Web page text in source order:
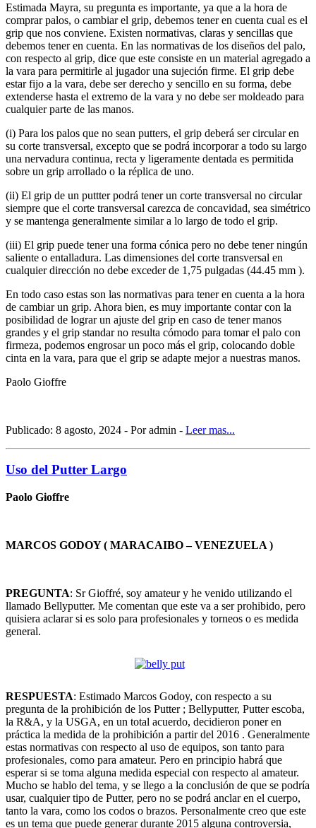
Estimada Mayra, su pregunta es importante, ya que a la hora de
comprar palos, o cambiar el grip, debemos tener en cuenta cual es el
grip que nos conviene. Existen normativas, claras y sencillas que
debemos tener en cuenta. En las normativas de los diseños del palo,
con respecto al grip, dice que este consiste en un material agregado a
la vara para permitirle al jugador una sujeción firme. El grip debe
estar fijo a la vara, debe ser derecho y sencillo en su forma, debe
extenderse hasta el extremo de la vara y no debe ser moldeado para
cualquier parte de las manos.
(i) Para los palos que no sean putters, el grip deberá ser circular en
su corte transversal, excepto que se podrá incorporar a todo su largo
una nervadura continua, recta y ligeramente dentada es permitida
sobre un grip arrollado o la réplica de uno.
(ii) El grip de un puttter podrá tener un corte transversal no circular
siempre que el corte transversal carezca de concavidad, sea simétrico
y se mantenga generalmente similar a lo largo de todo el grip.
(iii) El grip puede tener una forma cónica pero no debe tener ningún
saliente o entalladura. Las dimensiones del corte transversal en
cualquier dirección no debe exceder de 1,75 pulgadas (44.45 mm ).
En todo caso estas son las normativas para tener en cuenta a la hora
de cambiar un grip. Ahora bien, es muy importante contar con la
posibilidad de lograr un ajuste del grip en caso de tener manos
grandes y el grip standar no resulta cómodo para tomar el palo con
firmeza, podemos engrosar un poco más el grip, colocando doble
cinta en la vara, para que el grip se adapte mejor a nuestras manos.
Paolo Gioffre
Publicado: 8 agosto, 2024 - Por admin - Leer mas...
Uso del Putter Largo
Paolo Gioffre
MARCOS GODOY ( MARACAIBO – VENEZUELA )
PREGUNTA: Sr Gioffré, soy amateur y he venido utilizando el
llamado Bellyputter. Me comentan que este va a ser prohibido, pero
quisiera aclarar si es solo para profesionales y torneos o es medida
general.
RESPUESTA: Estimado Marcos Godoy, con respecto a su
pregunta de la prohibición de los Putter ; Bellyputter, Putter escoba,
la R&A, y la USGA, en un total acuerdo, decidieron poner en
práctica la medida de la prohibición a partir del 2016 . Generalmente
estas normativas con respecto al uso de equipos, son tanto para
profesionales, como para amateur. Pero en principio habrá que
esperar si se toma alguna medida especial con respecto al amateur.
Mucho se hablo del tema, y se llego a la conclusión de que se podría
usar, cualquier tipo de Putter, pero no se podrá anclar en el cuerpo,
tanto la vara, como los codos o brazos. Personalmente creo que este
es un tema que puede generar durante 2015 alguna controversia,